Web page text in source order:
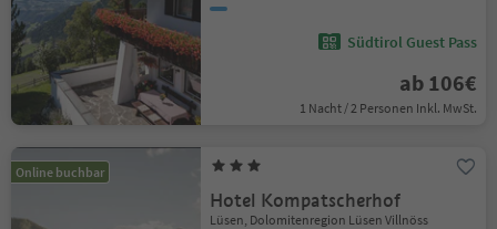
Südtirol Guest Pass
ab 106€
1 Nacht / 2 Personen Inkl. MwSt.
Online buchbar
Hotel Kompatscherhof
Lüsen, Dolomitenregion Lüsen Villnöss